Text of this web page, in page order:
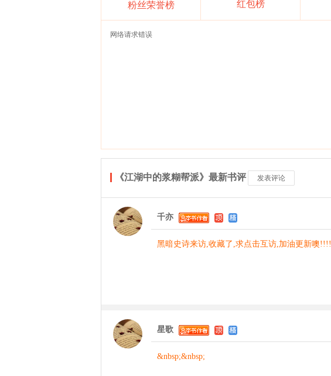
粉丝荣誉榜 红包榜
网络请求错误
《江湖中的浆糊帮派》最新书评 发表评论
千亦
黑暗史诗来访,收藏了,求点击互访,加油更新噢!!!!
星歌
&nbsp;&nbsp;